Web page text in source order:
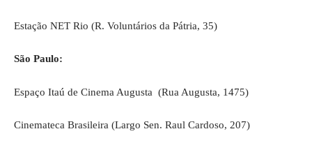
Estação NET Rio (R. Voluntários da Pátria, 35)
São Paulo:
Espaço Itaú de Cinema Augusta (Rua Augusta, 1475)
Cinemateca Brasileira (Largo Sen. Raul Cardoso, 207)